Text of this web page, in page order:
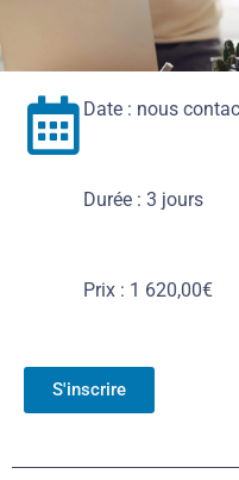
Date : nous
Durée : 3 jours
Prix : 1 620,00€
S'inscrire